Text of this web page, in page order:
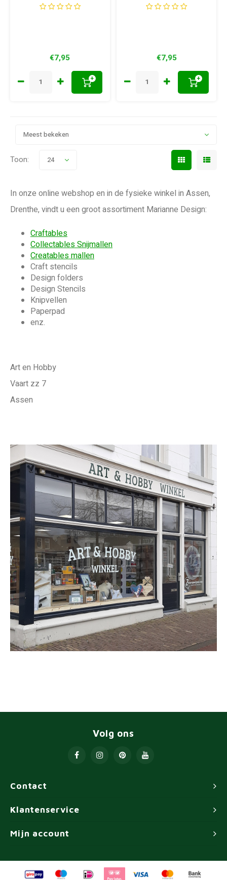
49x94mm (04-21)
€7,95
+
79x79,5mm
€7,95
+
Meest bekeken
Toon: 24
In onze online webshop en in de fysieke winkel in Assen,
Drenthe, vindt u een groot assortiment Marianne Design:
Craftables
Collectables Snijmallen
Creatables mallen
Craft stencils
Design folders
Design Stencils
Knipvellen
Paperpad
enz.
Art en Hobby
Vaart zz 7
Assen
Contact
Volg ons
Klantenservice
Mijn account